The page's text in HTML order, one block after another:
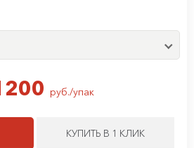
руб./упак
КУПИТЬ В 1 КЛИК